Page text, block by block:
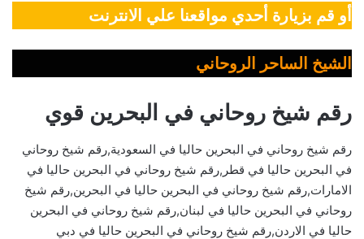
أو قم بزيارة أحدي مواقعنا علي الانترنت
الشيخ الساحر الروحاني
رقم شيخ روحاني في البحرين قوي
رقم شيخ روحاني في البحرين حاليا في السعودية,رقم شيخ روحاني
في البحرين حاليا في قطر,رقم شيخ روحاني في البحرين حاليا في
الامارات,رقم شيخ روحاني في البحرين حاليا في البحرين,رقم شيخ
روحاني في البحرين حاليا في لبنان,رقم شيخ روحاني في البحرين
حاليا في الاردن,رقم شيخ روحاني في البحرين حاليا في دبي